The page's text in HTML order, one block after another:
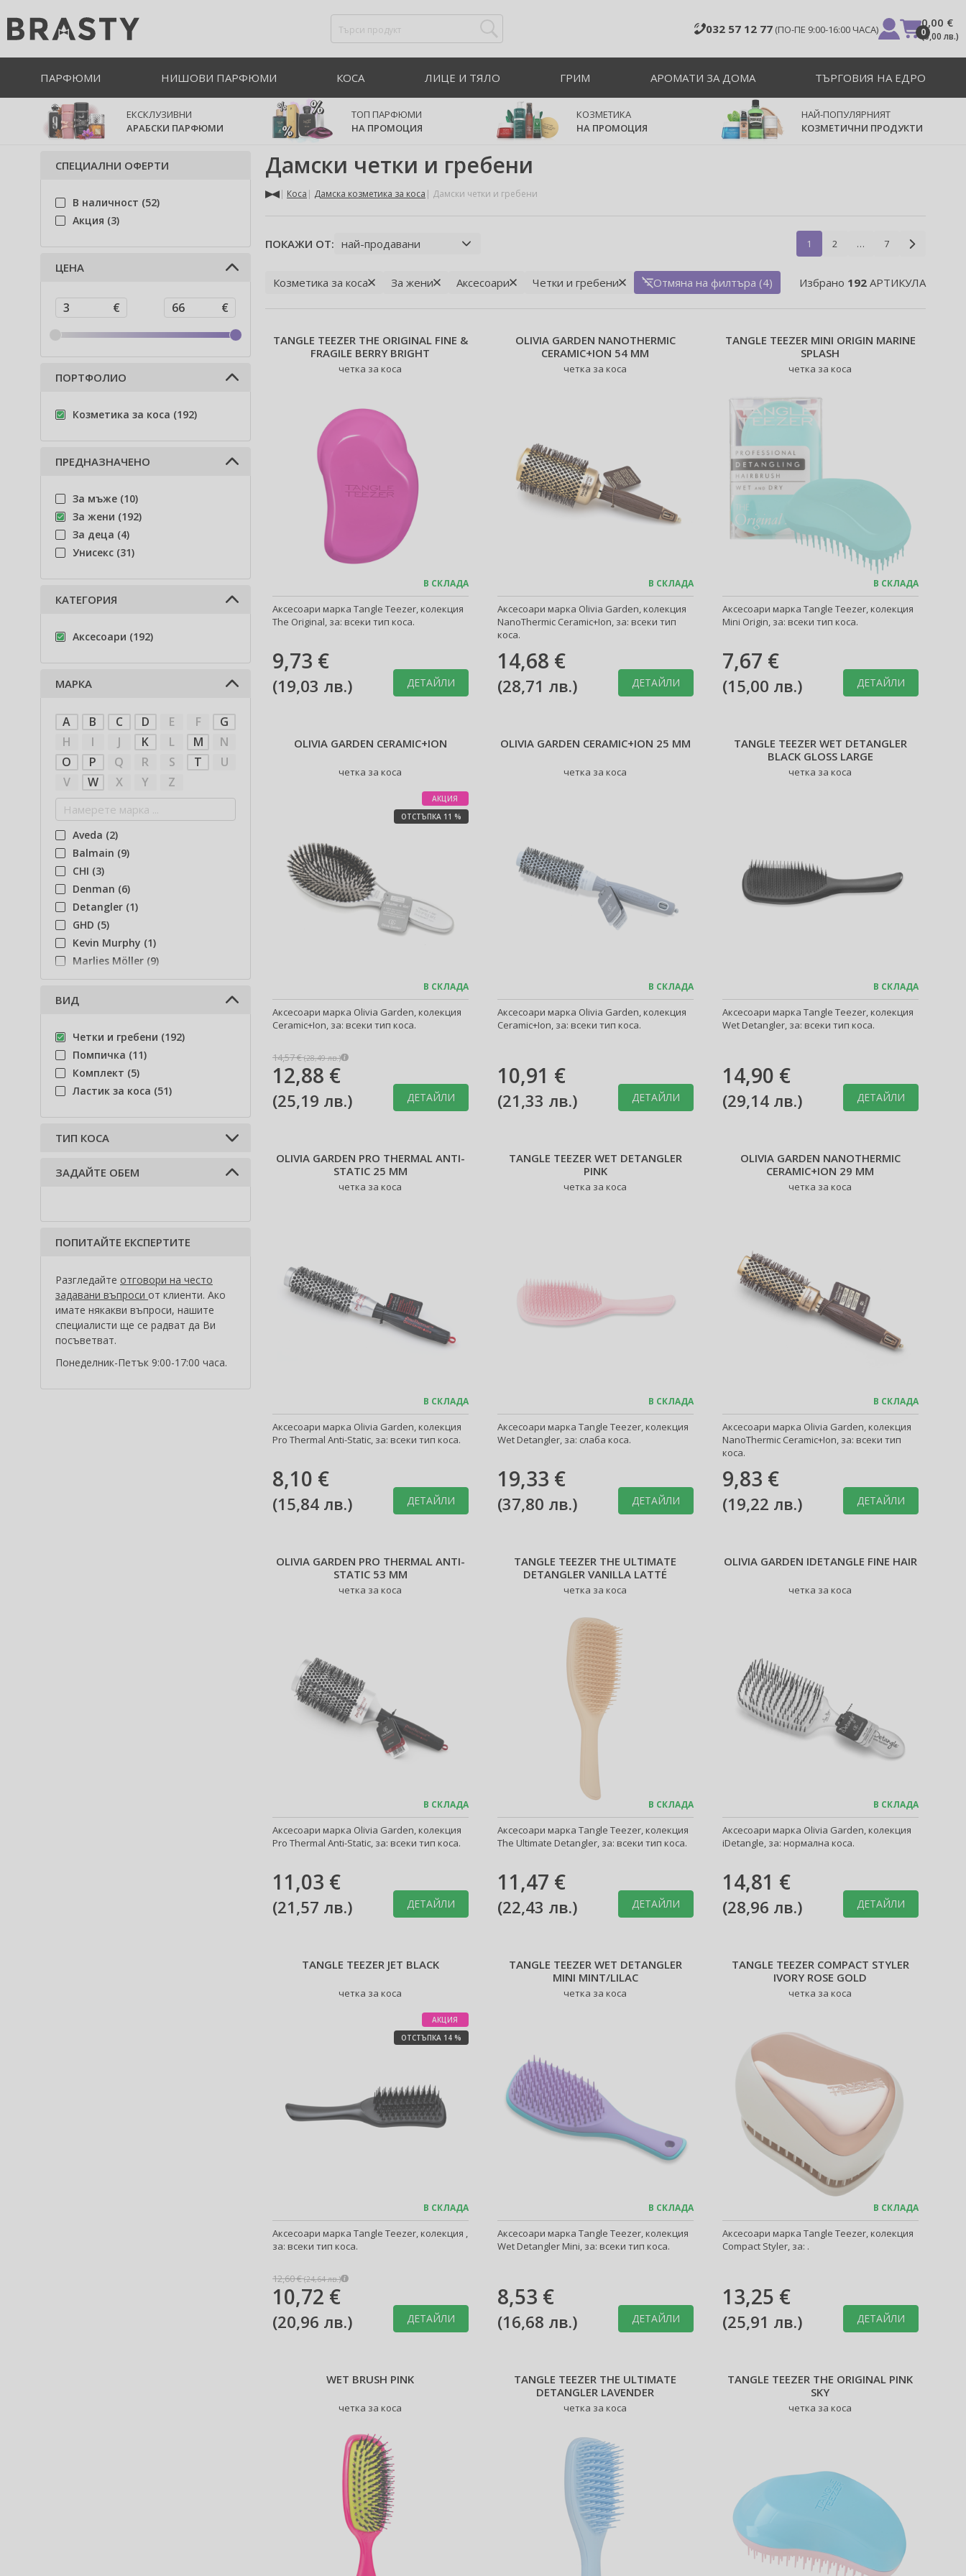
032 57 12 77 (ПО-ПЕ 9:00-16:00 ЧАСА) 0
0,00 €
(0,00 лв.)
ПАРФЮМИ НИШОВИ ПАРФЮМИ КОСА ЛИЦЕ И ТЯЛО ГРИМ АРОМАТИ ЗА ДОМА ТЪРГОВИЯ НА ЕДРО
ЕКСКЛУЗИВНИ
АРАБСКИ ПАРФЮМИ
ТОП ПАРФЮМИ
НА ПРОМОЦИЯ
КОЗМЕТИКА
НА ПРОМОЦИЯ
НАЙ-ПОПУЛЯРНИЯТ
КОЗМЕТИЧНИ ПРОДУКТИ
Дамски четки и гребени
Коса Дамска козметика за коса Дамски четки и гребени
1 2 … 7
ПОКАЖИ ОТ:
Избрано 192АРТИКУЛА
Козметика за коса За жени Аксесоари Четки и гребени Отмяна на филтъра (4)
TANGLE TEEZER THE ORIGINAL FINE &
FRAGILE BERRY BRIGHT
четка за коса
В СКЛАДА
Аксесоари марка Tangle Teezer, колекция
The Original, за: всеки тип коса.
9,73 €
(19,03 лв.) ДЕТАЙЛИ
OLIVIA GARDEN NANOTHERMIC
CERAMIC+ION 54 MM
четка за коса
В СКЛАДА
Аксесоари марка Olivia Garden, колекция
NanoThermic Ceramic+Ion, за: всеки тип
коса.
14,68 €
(28,71 лв.) ДЕТАЙЛИ
TANGLE TEEZER MINI ORIGIN MARINE
SPLASH
четка за коса
В СКЛАДА
Аксесоари марка Tangle Teezer, колекция
Mini Origin, за: всеки тип коса.
7,67 €
(15,00 лв.) ДЕТАЙЛИ
OLIVIA GARDEN CERAMIC+ION
четка за коса
АКЦИЯ
ОТСТЪПКА 11 %
В СКЛАДА
Аксесоари марка Olivia Garden, колекция
Ceramic+Ion, за: всеки тип коса.
14,57 €(28,49 лв.)
12,88 €
(25,19 лв.) ДЕТАЙЛИ
OLIVIA GARDEN CERAMIC+ION 25 MM
четка за коса
В СКЛАДА
Аксесоари марка Olivia Garden, колекция
Ceramic+Ion, за: всеки тип коса.
10,91 €
(21,33 лв.) ДЕТАЙЛИ
TANGLE TEEZER WET DETANGLER
BLACK GLOSS LARGE
четка за коса
В СКЛАДА
Аксесоари марка Tangle Teezer, колекция
Wet Detangler, за: всеки тип коса.
14,90 €
(29,14 лв.) ДЕТАЙЛИ
OLIVIA GARDEN PRO THERMAL ANTI-
STATIC 25 MM
четка за коса
В СКЛАДА
Аксесоари марка Olivia Garden, колекция
Pro Thermal Anti-Static, за: всеки тип коса.
8,10 €
(15,84 лв.) ДЕТАЙЛИ
TANGLE TEEZER WET DETANGLER
PINK
четка за коса
В СКЛАДА
Аксесоари марка Tangle Teezer, колекция
Wet Detangler, за: слаба коса.
19,33 €
(37,80 лв.) ДЕТАЙЛИ
OLIVIA GARDEN NANOTHERMIC
CERAMIC+ION 29 MM
четка за коса
В СКЛАДА
Аксесоари марка Olivia Garden, колекция
NanoThermic Ceramic+Ion, за: всеки тип
коса.
9,83 €
(19,22 лв.) ДЕТАЙЛИ
OLIVIA GARDEN PRO THERMAL ANTI-
STATIC 53 MM
четка за коса
В СКЛАДА
Аксесоари марка Olivia Garden, колекция
Pro Thermal Anti-Static, за: всеки тип коса.
11,03 €
(21,57 лв.) ДЕТАЙЛИ
TANGLE TEEZER THE ULTIMATE
DETANGLER VANILLA LATTÉ
четка за коса
В СКЛАДА
Аксесоари марка Tangle Teezer, колекция
The Ultimate Detangler, за: всеки тип коса.
11,47 €
(22,43 лв.) ДЕТАЙЛИ
OLIVIA GARDEN IDETANGLE FINE HAIR
четка за коса
В СКЛАДА
Аксесоари марка Olivia Garden, колекция
iDetangle, за: нормална коса.
14,81 €
(28,96 лв.) ДЕТАЙЛИ
TANGLE TEEZER JET BLACK
четка за коса
АКЦИЯ
ОТСТЪПКА 14 %
В СКЛАДА
Аксесоари марка Tangle Teezer, колекция ,
за: всеки тип коса.
12,60 €(24,64 лв.)
10,72 €
(20,96 лв.) ДЕТАЙЛИ
TANGLE TEEZER WET DETANGLER
MINI MINT/LILAC
четка за коса
В СКЛАДА
Аксесоари марка Tangle Teezer, колекция
Wet Detangler Mini, за: всеки тип коса.
8,53 €
(16,68 лв.) ДЕТАЙЛИ
TANGLE TEEZER COMPACT STYLER
IVORY ROSE GOLD
четка за коса
В СКЛАДА
Аксесоари марка Tangle Teezer, колекция
Compact Styler, за: .
13,25 €
(25,91 лв.) ДЕТАЙЛИ
WET BRUSH PINK
четка за коса
TANGLE TEEZER THE ULTIMATE
DETANGLER LAVENDER
четка за коса
TANGLE TEEZER THE ORIGINAL PINK
SKY
четка за коса
СПЕЦИАЛНИ ОФЕРТИ
В наличност (52)
Акция (3)
ЦЕНА
ПОРТФОЛИО
Козметика за коса (192)
ПРЕДНАЗНАЧЕНО
За мъже (10)
За жени (192)
За деца (4)
Унисекс (31)
КАТЕГОРИЯ
Аксесоари (192)
МАРКА
A B C D E F
G
H
I J K L M
N
O
P Q R S T
U
V
W X Y Z
Aveda (2)
Balmain (9)
CHI (3)
Denman (6)
Detangler (1)
GHD (5)
Kevin Murphy (1)
Marlies Möller (9)
Moroccanoil (5)
Olivia Garden (75)
Tangle Angel (4)
Tangle Teezer (54)
Wet Brush (15)
ВИД
Четки и гребени (192)
Помпичка (11)
Комплект (5)
Ластик за коса (51)
ТИП КОСА
Всеки тип коса (173)
Нормална коса (7)
Чуплива и къдрава коса (7)
Чувствителна кожа на
главата (2)
Чуплива коса (1)
ЗАДАЙТЕ ОБЕМ
ПОПИТАЙТЕ ЕКСПЕРТИТЕ
Разгледайте отговори на често
задавани въпроси от клиенти. Ако
имате някакви въпроси, нашите
специалисти ще се радват да Ви
посъветват.
Понеделник-Петък 9:00-17:00 часа.